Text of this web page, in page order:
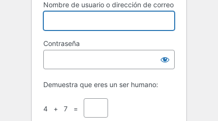
Nombre de usuario o dirección de correo
Contraseña
Demuestra que eres un ser humano:
4 + 7 =